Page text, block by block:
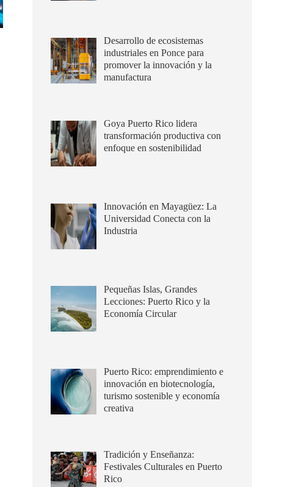
Desarrollo de ecosistemas
industriales en Ponce para
promover la innovación y la
manufactura
Goya Puerto Rico lidera
transformación productiva con
enfoque en sostenibilidad
Innovación en Mayagüez: La
Universidad Conecta con la
Industria
Pequeñas Islas, Grandes
Lecciones: Puerto Rico y la
Economía Circular
Puerto Rico: emprendimiento e
innovación en biotecnología,
turismo sostenible y economía
creativa
Tradición y Enseñanza:
Festivales Culturales en Puerto
Rico